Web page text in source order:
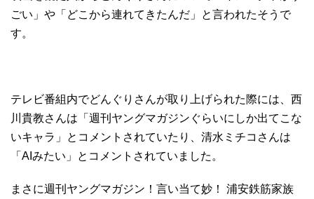
ごい」や「どこから連れてきたんだ」と言われたそうで
す。
テレビ番組内でどんぐりさんが取り上げられた際には、西
川貴教さんは「週刊ヤングマガジンぐらいにしか出てこな
いキャラ」とコメントされていたり、清水ミチコさんは
「AIみたい」とコメントされていました。
まさに週刊ヤングマガジン！言い当て妙！ 浦安鉄筋家族